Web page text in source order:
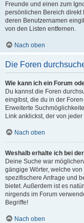
Freunde und einen zum
persönlichen Bereich direkt
deren Benutzernamen
von den Listen entfernen.
Nach oben
Die Foren
Wie kann ich ein Forum
Du kannst die Foren
eingibst, die du in der
Erweiterte
Link anklickst, der von
Nach oben
Weshalb erhalte ich bei
Deine Suche war
gängige Wörter, welche
spezifischere Anfrage und
bietet. Außerdem ist es
nirgends im Forum
Begriffe!
Nach oben